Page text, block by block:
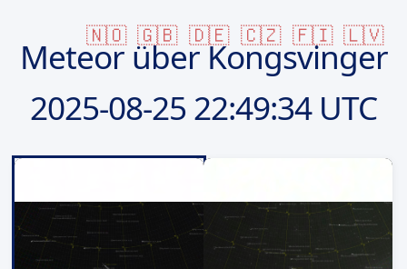
🇳🇴 🇬🇧 🇩🇪 🇨🇿 🇫🇮 🇱🇻
Meteor über Kongsvinger
2025-08-25 22:49:34 UTC